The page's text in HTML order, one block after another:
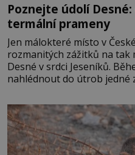
Poznejte údolí
termální prameny
Jen málokteré místo v
rozmanitých zážitků na tak
Desné v srdci Jeseníků.
nahlédnout do útrob jedné
se na koloběžce a den
Velkých Losinách nebo v